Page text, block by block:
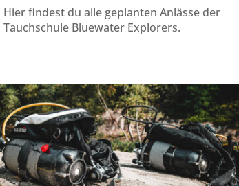
Hier findest du alle geplanten Anlässe der
Tauchschule Bluewater Explorers.